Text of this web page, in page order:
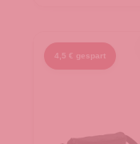
4,5 € gespart